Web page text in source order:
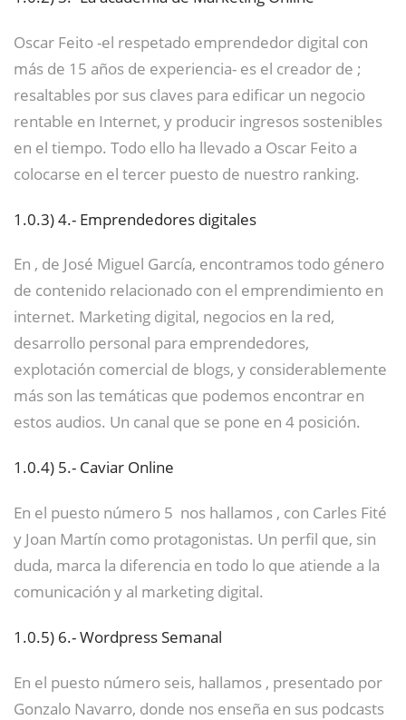
Oscar Feito -el respetado emprendedor digital con
más de 15 años de experiencia- es el creador de ;
resaltables por sus claves para edificar un negocio
rentable en Internet, y producir ingresos sostenibles
en el tiempo. Todo ello ha llevado a Oscar Feito a
colocarse en el tercer puesto de nuestro ranking.
1.0.3)4.- Emprendedores digitales
En , de José Miguel García, encontramos todo género
de contenido relacionado con el emprendimiento en
internet. Marketing digital, negocios en la red,
desarrollo personal para emprendedores,
explotación comercial de blogs, y considerablemente
más son las temáticas que podemos encontrar en
estos audios. Un canal que se pone en 4 posición.
1.0.4) 5.- Caviar Online
En el puesto número 5 nos hallamos , con Carles Fité
y Joan Martín como protagonistas. Un perfil que, sin
duda, marca la diferencia en todo lo que atiende a la
comunicación y al marketing digital.
1.0.5) 6.- Wordpress Semanal
En el puesto número seis, hallamos , presentado por
Gonzalo Navarro, donde nos enseña en sus podcasts